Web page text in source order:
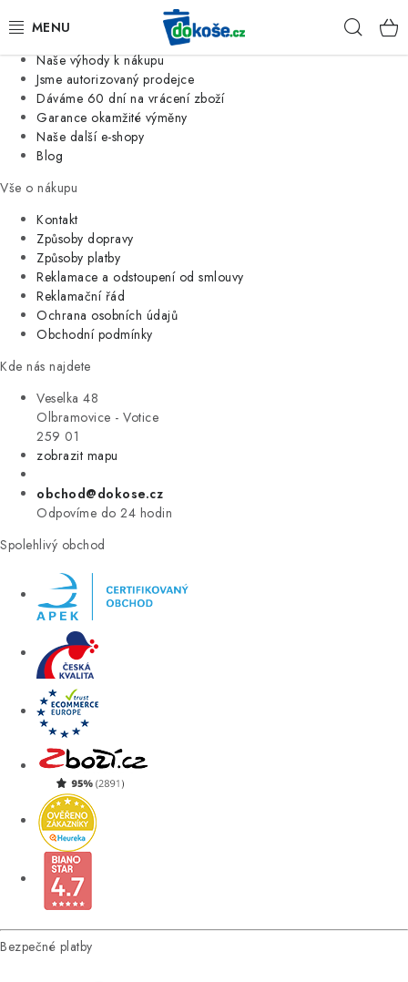
Jsme tradiční česká firma
Naše výhody k nákupu
Jsme autorizovaný prodejce
Dáváme 60 dní na vrácení zboží
Garance okamžité výměny
Naše další e-shopy
Blog
Vše o nákupu
Kontakt
Způsoby dopravy
Způsoby platby
Reklamace a odstoupení od smlouvy
Reklamační řád
Ochrana osobních údajů
Obchodní podmínky
Kde nás najdete
Veselka 48
Olbramovice - Votice
259 01
zobrazit mapu
obchod@dokose.cz
Odpovíme do 24 hodin
Spolehlivý obchod
Bezpečné platby
KOŠE
SÁČKY
KUCHYNĚ
ORGANIZACE
DOMÁCNOST
ÚKLID
VÝPRODEJ
ZNAČKY
Úvod Kontakt Blog
Moje objednávka